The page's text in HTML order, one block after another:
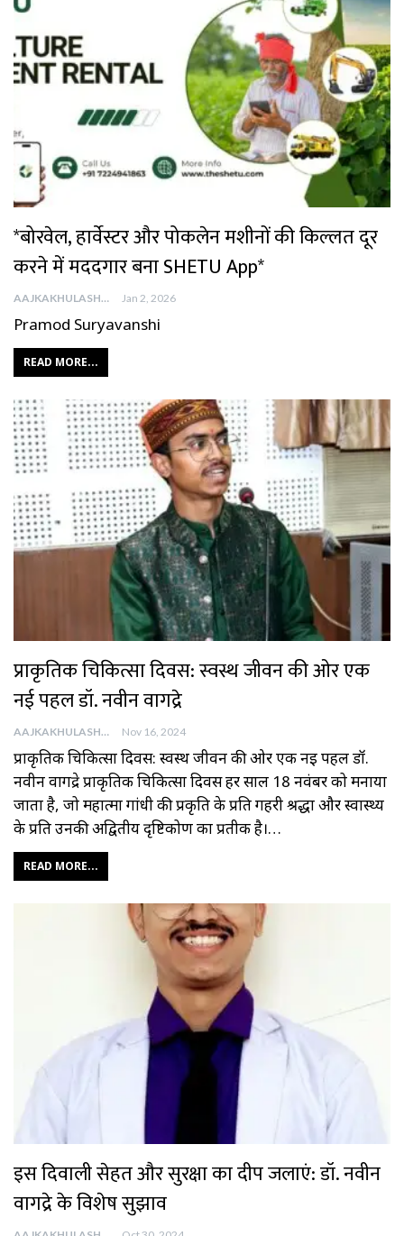
*बोरवेल, हार्वेस्टर और पोकलेन मशीनों की किल्लत दूर
करने में मददगार बना SHETU App*
AAJKAKHULASHA Jan 2, 2026
Pramod Suryavanshi
READ MORE...
प्राकृतिक चिकित्सा दिवस: स्वस्थ जीवन की ओर एक
नई पहल डॉ. नवीन वागद्रे
AAJKAKHULASHA Nov 16, 2024
प्राकृतिक चिकित्सा दिवस: स्वस्थ जीवन की ओर एक नई पहल डॉ.
नवीन वागद्रे प्राकृतिक चिकित्सा दिवस हर साल 18 नवंबर को मनाया
जाता है, जो महात्मा गांधी की प्रकृति के प्रति गहरी श्रद्धा और स्वास्थ्य
के प्रति उनकी अद्वितीय दृष्टिकोण का प्रतीक है।…
READ MORE...
इस दिवाली सेहत और सुरक्षा का दीप जलाएं: डॉ. नवीन
वागद्रे के विशेष सुझाव